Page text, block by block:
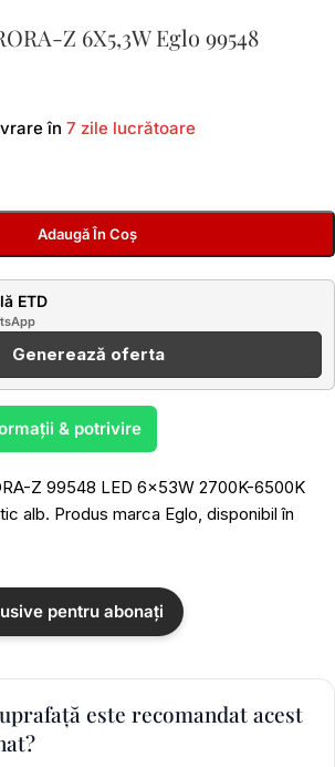
Z 6X5,3W Eglo 99548
în 7 zile lucrătoare
Adaugă În Coș
ETD
Generează oferta
& potrivire
Z 99548 LED 6x53W 2700K-6500K
alb. Produs marca Eglo, disponibil în
pentru abonați
este recomandat acest